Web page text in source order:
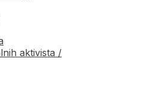
aktivista /